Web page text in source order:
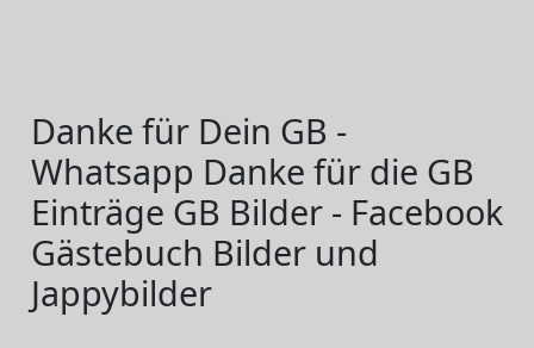
Danke für Dein GB -
Whatsapp Danke für die GB
Einträge GB Bilder - Facebook
Gästebuch Bilder und
Jappybilder